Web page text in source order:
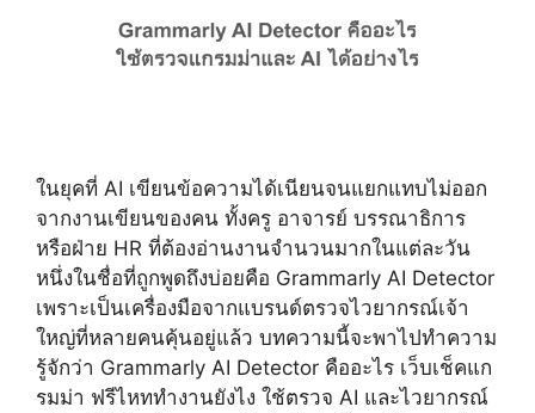
ในยุคที่ AI เขียนข้อความได้เนียนจนแยกแทบไม่ออก
จากงานเขียนของคน ทั้งครู อาจารย์ บรรณาธิการ
หรือฝ่าย HR ที่ต้องอ่านงานจำนวนมากในแต่ละวัน
หนึ่งในชื่อที่ถูกพูดถึงบ่อยคือ Grammarly AI Detector
เพราะเป็นเครื่องมือจากแบรนด์ตรวจไวยากรณ์เจ้า
ใหญ่ที่หลายคนคุ้นอยู่แล้ว บทความนี้จะพาไปทำความ
รู้จักว่า Grammarly AI Detector คืออะไร เว็บเช็คแก
รมม่า ฟรีไหททำงานยังไง ใช้ตรวจ AI และไวยากรณ์